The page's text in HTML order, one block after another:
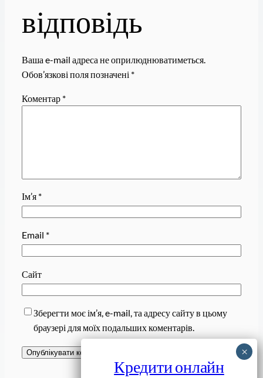
відповідь
Ваша e-mail адреса не оприлюднюватиметься.
Обов’язкові поля позначені *
Коментар *
Ім’я *
Email *
Сайт
Зберегти моє ім’я, e-mail, та адресу сайту в цьому
браузері для моїх подальших коментарів.
Кредити онлайн